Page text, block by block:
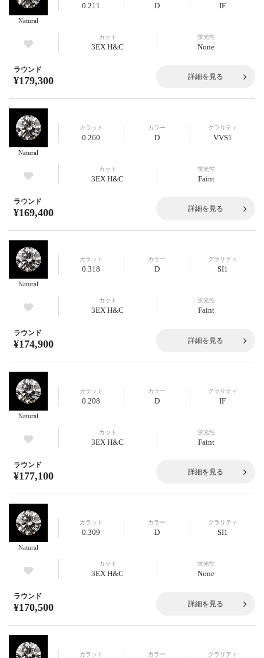
Natural
0.211 D IF
カット
3EX H&C
蛍光性
None
ラウンド
¥179,300 詳細を見る
Natural
カラット
0.260
カラー
D
クラリティ
VVS1
カット
3EX H&C
蛍光性
Faint
ラウンド
¥169,400 詳細を見る
Natural
カラット
0.318
カラー
D
クラリティ
SI1
カット
3EX H&C
蛍光性
Faint
ラウンド
¥174,900 詳細を見る
Natural
カラット
0.208
カラー
D
クラリティ
IF
カット
3EX H&C
蛍光性
Faint
ラウンド
¥177,100 詳細を見る
Natural
カラット
0.309
カラー
D
クラリティ
SI1
カット
3EX H&C
蛍光性
None
ラウンド
¥170,500 詳細を見る
カラット カラー クラリティ